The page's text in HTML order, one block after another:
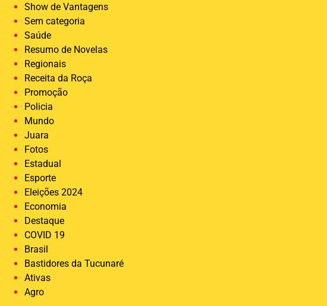
Show de Vantagens
Sem categoria
Saúde
Resumo de Novelas
Regionais
Receita da Roça
Promoção
Policia
Mundo
Juara
Fotos
Estadual
Esporte
Eleições 2024
Economia
Destaque
COVID 19
Brasil
Bastidores da Tucunaré
Ativas
Agro